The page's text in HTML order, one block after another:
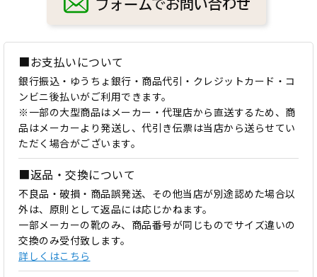
■お支払いについて
銀行振込・ゆうちょ銀行・商品代引・クレジットカード・コ
ンビニ後払いがご利用できます。
※一部の大型商品はメーカー・代理店から直送するため、商
品はメーカーより発送し、代引き伝票は当店から送らせてい
ただく場合がございます。
■返品・交換について
不良品・破損・商品誤発送、その他当店が別途認めた場合以
外は、原則として返品には応じかねます。
一部メーカーの靴のみ、商品番号が同じものでサイズ違いの
交換のみ受付致します。
詳しくはこちら